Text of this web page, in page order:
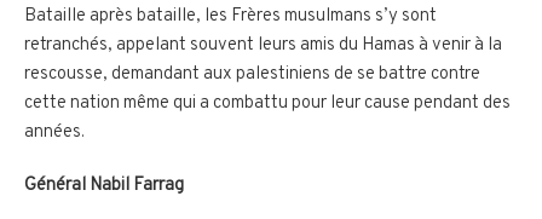
Bataille après bataille, les Frères musulmans s’y sont
retranchés, appelant souvent leurs amis du Hamas à venir à la
rescousse, demandant aux palestiniens de se battre contre
cette nation même qui a combattu pour leur cause pendant des
années.
Général Nabil Farrag